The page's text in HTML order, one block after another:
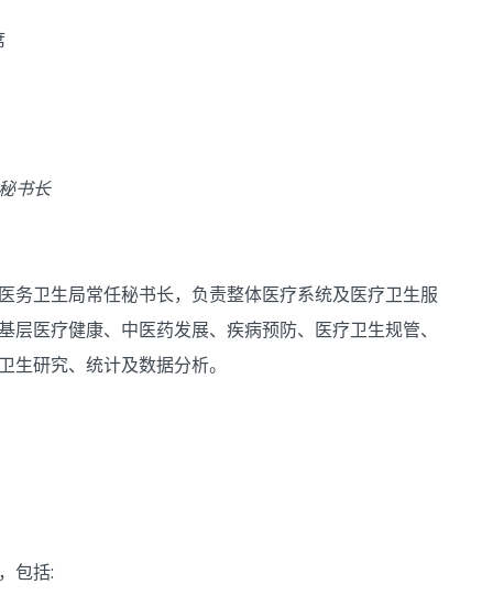
书长
务卫生局常任秘书长，负责整体医疗系统及医疗卫生服
层医疗健康、中医药发展、疾病预防、医疗卫生规管、
生研究、统计及数据分析。
包括: